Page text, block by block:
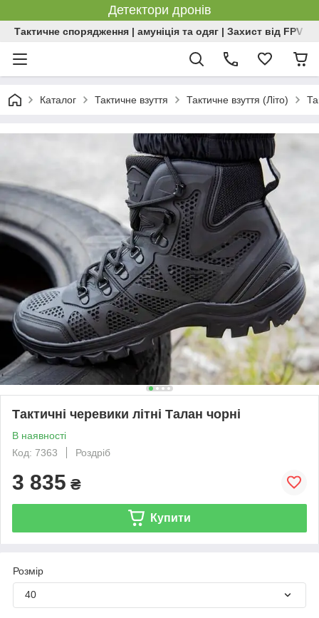
Детектори дронів
Тактичне спорядження | амуніція та одяг | Захист від FPV |
Каталог Тактичне взуття Тактичне взуття (Літо)
Тактичні черевики літні Талан чорні
В наявності
Код: 7363
Роздріб
3 835 ₴
Купити
Розмір
40